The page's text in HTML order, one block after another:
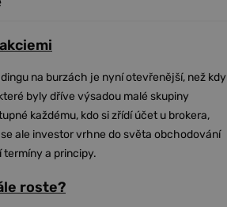
na burzách je nyní otevřenější, než kdy
byly dříve výsadou malé skupiny
každému, kdo si zřídí účet u brokera,
ale investor vrhne do světa obchodování
termíny a principy.
roste?